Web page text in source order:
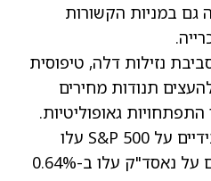
גם במניות הקשורות
נזילות דלה, טיפוסית
תנודות מחירים
גאופוליטיות.
בטרום מסחר, החוזים העתידיים על S&P 500 עלו
ב-0.42%, החוזים העתידיים על נאסד"ק עלו ב-0.64%